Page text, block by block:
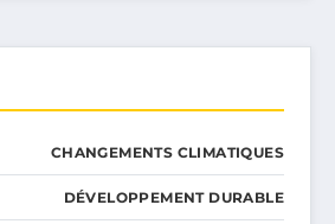
CHANGEMENTS CLIMATIQUES
DÉVELOPPEMENT DURABLE